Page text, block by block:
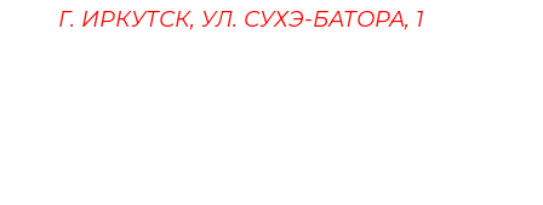
Г. ИРКУТСК, УЛ. СУХЭ-БАТОРА, 1